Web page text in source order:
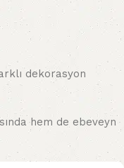
dekorasyon
hem de ebeveyn